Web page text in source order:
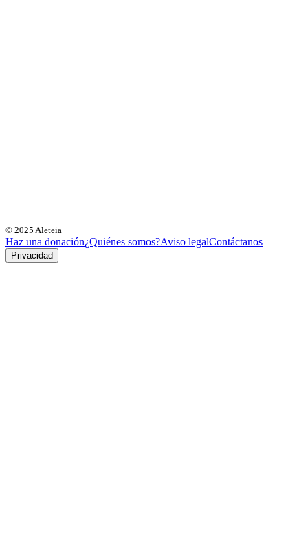
© 2025 Aleteia
Haz una donación¿Quiénes somos?Aviso legalContáctanos
Privacidad